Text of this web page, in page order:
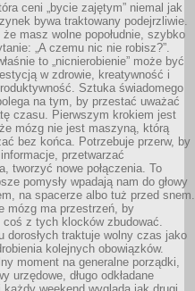
ceni „bycie zajętym” niemal jak
bywa traktowany podejrzliwie.
masz wolne popołudnie, szybko
„A czemu nic nie robisz?”.
to „nicnierobienie” może być
w zdrowie, kreatywność i
Sztuka świadomego
na tym, by przestać uważać
czasu. Pierwszym krokiem jest
mózg nie jest maszyną, którą
bez końca. Potrzebuje przerw, by
przetwarzać
tworzyć nowe połączenia. To
pomysły wpadają nam do głowy
na spacerze albo tuż przed snem.
mózg ma przestrzeń, by
coś z tych klocków zbudować.
dorosłych traktuje wolny czas jako
kolejnych obowiązków.
moment na generalne porządki,
urzędowe, długo odkładane